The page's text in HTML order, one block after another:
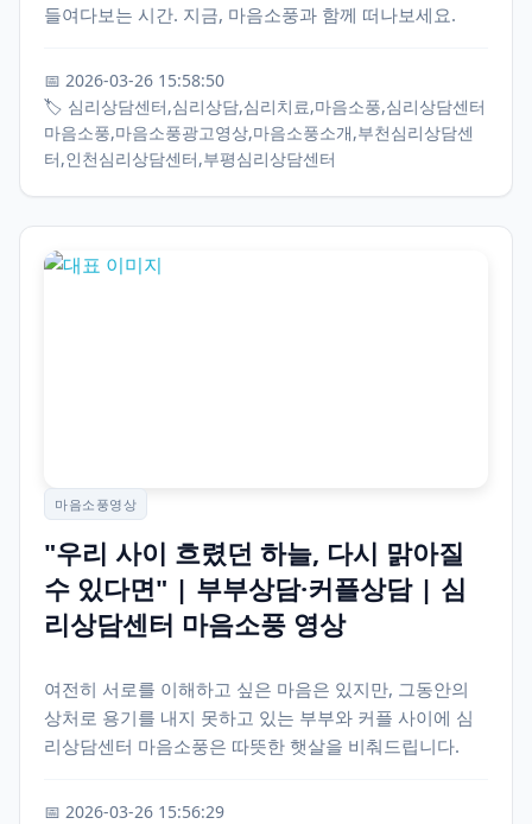
들여다보는 시간. 지금, 마음소풍과 함께 떠나보세요.
📅 2026-03-26 15:58:50
🏷️ 심리상담센터,심리상담,심리치료,마음소풍,심리상담센터
마음소풍,마음소풍광고영상,마음소풍소개,부천심리상담센
터,인천심리상담센터,부평심리상담센터
마음소풍영상
"우리 사이 흐렸던 하늘, 다시 맑아질
수 있다면" | 부부상담·커플상담 | 심
리상담센터 마음소풍 영상
여전히 서로를 이해하고 싶은 마음은 있지만, 그동안의
상처로 용기를 내지 못하고 있는 부부와 커플 사이에 심
리상담센터 마음소풍은 따뜻한 햇살을 비춰드립니다.
📅 2026-03-26 15:56:29